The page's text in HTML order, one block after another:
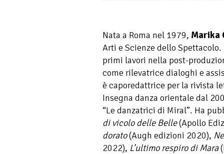
Nata a Roma nel 1979, Marika
Arti e Scienze dello
primi lavori nella post-
come rilevatrice dialoghi e
è caporedattrice per la rivista
Insegna danza orientale dal
“Le danzatrici di Miral”. Ha
di vicolo delle Belle(Apollo
dorato(Augh edizioni 2020),
2022), L’ultimo respiro di Mara